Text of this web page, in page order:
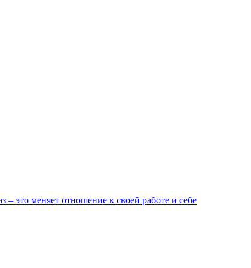
это меняет отношение к своей работе и себе